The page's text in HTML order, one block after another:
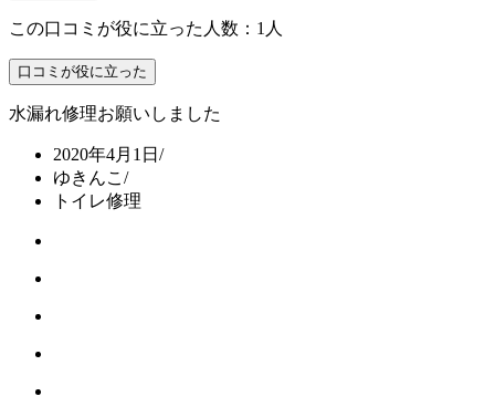
この口コミが役に立った人数：1人
口コミが役に立った
水漏れ修理お願いしました
2020年4月1日 /
ゆきんこ /
トイレ修理